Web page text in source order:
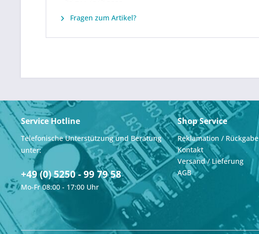
Fragen zum Artikel?
Service Hotline
Telefonische Unterstützung und Beratung
unter:
+49 (0) 5250 - 99 79 58
Mo-Fr 08:00 - 17:00 Uhr
Shop Service
Reklamation / Rückgabe
Kontakt
Versand / Lieferung
AGB